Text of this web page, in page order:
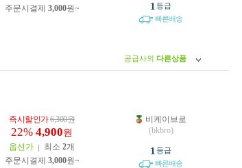
주문시결제 3,000원~ 1 등급
빠른배송
공급사의 다른상품
즉시할인가6,300원
22% 4,900원
옵션가 최소 2개
주문시결제 3,000원~
비케이브로
(bkbro)
1 등급
빠른배송